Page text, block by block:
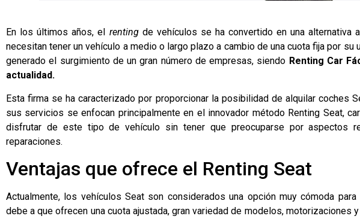
En los últimos años, el rentingde vehículos se ha convertido en una alternativa
necesitan tener un vehículo a medio o largo plazo a cambio de una cuota fija por
generado el surgimiento de un gran número de empresas, siendo Renting Car
actualidad.
Esta firma se ha caracterizado por proporcionar la posibilidad de alquilar coches
sus servicios se enfocan principalmente en el innovador método Renting Seat,
disfrutar de este tipo de vehículo sin tener que preocuparse por aspectos
reparaciones.
Ventajas que ofrece el Renting Seat
Actualmente, los vehículos Seat son considerados una opción muy cómoda
debe a que ofrecen una cuota ajustada, gran variedad de modelos, motorizaciones